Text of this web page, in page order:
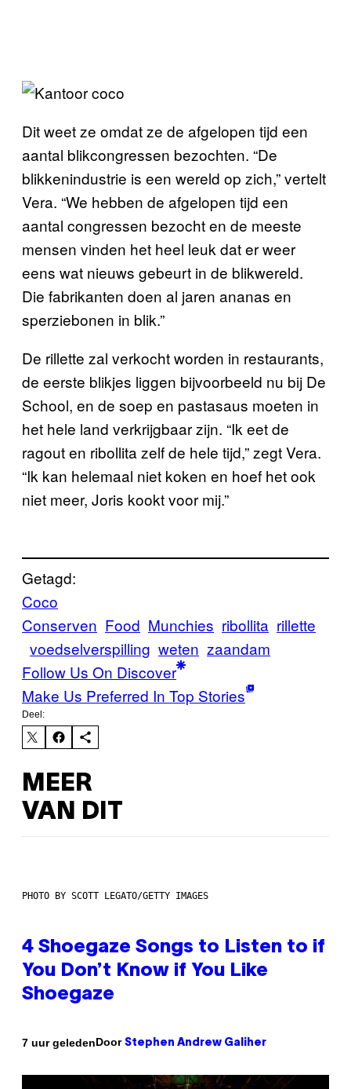
Dit weet ze omdat ze de afgelopen tijd een
aantal blikcongressen bezochten. “De
blikkenindustrie is een wereld op zich,” vertelt
Vera. “We hebben de afgelopen tijd een
aantal congressen bezocht en de meeste
mensen vinden het heel leuk dat er weer
eens wat nieuws gebeurt in de blikwereld.
Die fabrikanten doen al jaren ananas en
sperziebonen in blik.”
De rillette zal verkocht worden in restaurants,
de eerste blikjes liggen bijvoorbeeld nu bij De
School, en de soep en pastasaus moeten in
het hele land verkrijgbaar zijn. “Ik eet de
ragout en ribollita zelf de hele tijd,” zegt Vera.
“Ik kan helemaal niet koken en hoef het ook
niet meer, Joris kookt voor mij.”
Getagd:
Coco
Conserven Food Munchies ribollita rillette
voedselverspilling weten zaandam
Follow Us On Discover
Make Us Preferred In Top Stories
Deel:
MEER
VAN DIT
PHOTO BY SCOTT LEGATO/GETTY IMAGES
4 Shoegaze Songs to Listen to if
You Don’t Know if You Like
Shoegaze
7 uur geledenDoor Stephen Andrew Galiher